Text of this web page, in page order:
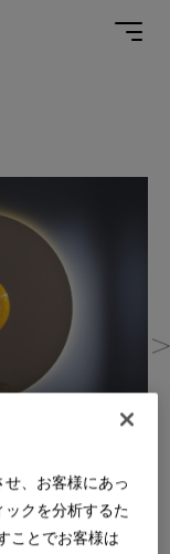
お問合せ
、お客様にあっ
クを分析するた
ことでお客様は